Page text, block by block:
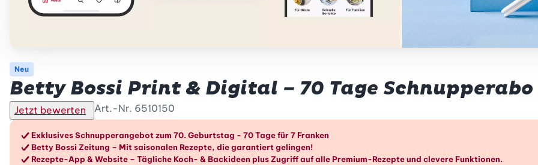
Neu
Betty Bossi Print & Digital – 70 Tage Schnupperabo
Jetzt bewerten Art.-Nr. 6510150
Die Vorteile im Überblick
Exklusives Schnupperangebot zum 70. Geburtstag - 70 Tage für 7 Franken
Betty Bossi Zeitung – Mit saisonalen Rezepte, die garantiert gelingen!
Rezepte-App & Website – Tägliche Koch- & Backideen plus Zugriff auf alle Premium-Rezepte und clevere Funktionen.